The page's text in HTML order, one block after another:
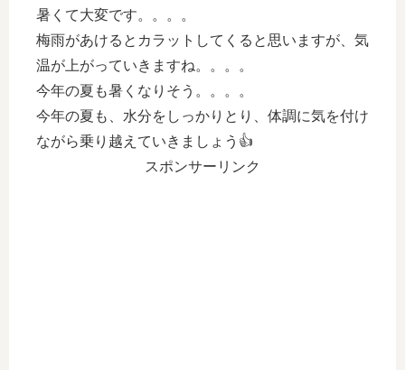
暑くて大変です。。。。
梅雨があけるとカラットしてくると思いますが、気
温が上がっていきますね。。。。
今年の夏も暑くなりそう。。。。
今年の夏も、水分をしっかりとり、体調に気を付け
ながら乗り越えていきましょう👍
スポンサーリンク